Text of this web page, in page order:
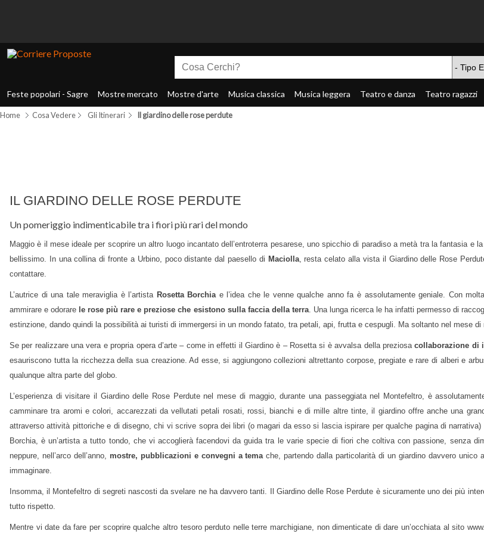
Feste popolari - Sagre Mostre mercato Mostre d'arte Musica classica Musica leggera Teatro e danza Teatro ragazzi
Home Cosa Vedere Gli Itinerari Il giardino delle rose perdute
IL GIARDINO DELLE ROSE PERDUTE
Un pomeriggio indimenticabile tra i fiori più rari del mondo
Maggio è il mese ideale per scoprire un altro luogo incantato dell’entroterra pesarese, uno spicchio di paradiso a metà tra la fantasia
bellissimo. In una collina di fronte a Urbino, poco distante dal paesello di Maciolla, resta celato alla vista il Giardino delle Rose
contattare.
L’autrice di una tale meraviglia è l’artista Rosetta Borchiae l’idea che le venne qualche anno fa è assolutamente geniale. Con
ammirare e odorare le rose più rare e preziose che esistono sulla faccia della terra. Una lunga ricerca le ha infatti permesso di
estinzione, dando quindi la possibilità ai turisti di immergersi in un mondo fatato, tra petali, api, frutta e cespugli. Ma soltanto nel mese
Se per realizzare una vera e propria opera d’arte – come in effetti il Giardino è – Rosetta si è avvalsa della preziosacollaborazione di
esauriscono tutta la ricchezza della sua creazione. Ad esse, si aggiungono collezioni altrettanto corpose, pregiate e rare di alberi e
qualunque altra parte del globo.
L’esperienza di visitare il Giardino delle Rose Perdute nel mese di maggio, durante una passeggiata nel Montefeltro, è
camminare tra aromi e colori, accarezzati da vellutati petali rosati, rossi, bianchi e di mille altre tinte, il giardino offre anche una
attraverso attività pittoriche e di disegno, chi vi scrive sopra dei libri (o magari da esso si lascia ispirare per qualche pagina di
Borchia, è un’artista a tutto tondo, che vi accoglierà facendovi da guida tra le varie specie di fiori che coltiva con passione, senza
neppure, nell’arco dell’anno, mostre, pubblicazioni e convegni a temache, partendo dalla particolarità di un giardino davvero
immaginare.
Insomma, il Montefeltro di segreti nascosti da svelare ne ha davvero tanti. Il Giardino delle Rose Perdute è sicuramente uno dei più
tutto rispetto.
Mentre vi date da fare per scoprire qualche altro tesoro perduto nelle terre marchigiane, non dimenticate di dare un’occhiata al sito